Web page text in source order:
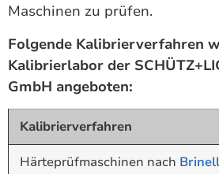
Maschinen zu prüfen.
Folgende Kalibrierverfahren
Kalibrierlabor der
GmbH angeboten:
Kalibrierverfahren
Härteprüfmaschinen nach Brinell